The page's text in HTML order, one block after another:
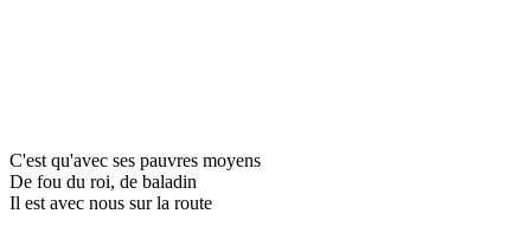
C'est qu'avec ses pauvres moyens
De fou du roi, de baladin
Il est avec nous sur la route